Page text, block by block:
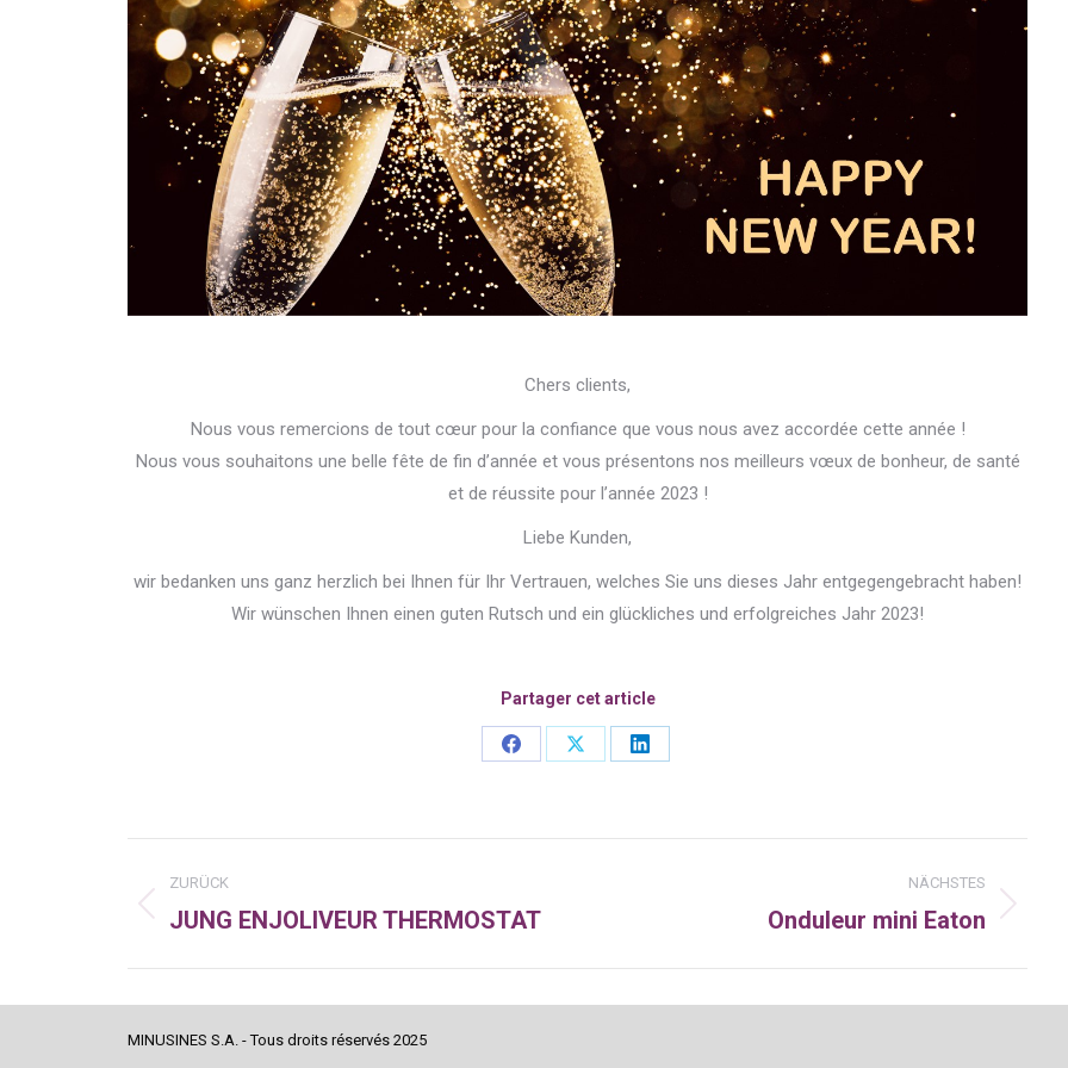
Chers clients,
Nous vous remercions de tout cœur pour la confiance que vous nous avez accordée cette année !
Nous vous souhaitons une belle fête de fin d’année et vous présentons nos meilleurs vœux de bonheur, de santé
et de réussite pour l’année 2023 !
Liebe Kunden,
wir bedanken uns ganz herzlich bei Ihnen für Ihr Vertrauen, welches Sie uns dieses Jahr entgegengebracht haben!
Wir wünschen Ihnen einen guten Rutsch und ein glückliches und erfolgreiches Jahr 2023!
Partager cet article
Share
Share
Share
Kommentarnavigation
ZURÜCK
Vorheriger
JUNG ENJOLIVEUR THERMOSTAT
NÄCHSTES
Onduleur mini Eaton
MINUSINES S.A. - Tous droits réservés 2025